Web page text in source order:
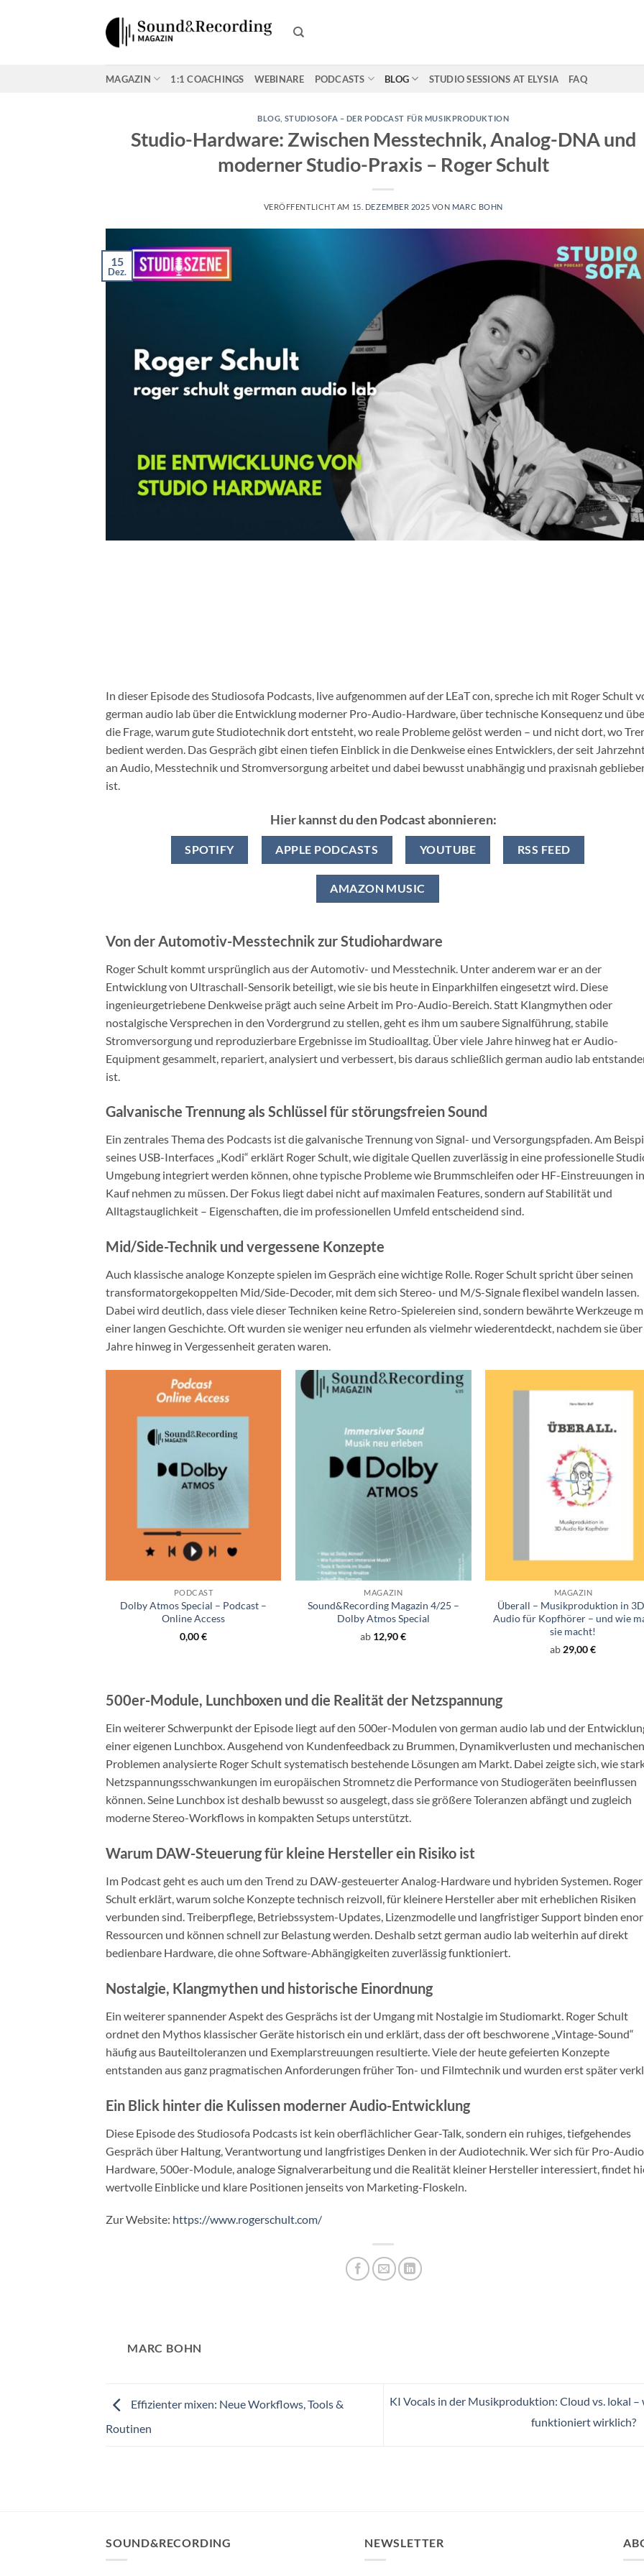
MAGAZIN 1:1 COACHINGS WEBINARE PODCASTS BLOG STUDIO SESSIONS AT ELYSIA FAQ
BLOG STUDIOSOFA – DER PODCAST FÜR MUSIKPRODUKTION
Studio-Hardware: Zwischen Messtechnik, Analog-DNA und
moderner Studio-Praxis – Roger Schult
VERÖFFENTLICHT AM 15. DEZEMBER 2025 VON MARC BOHN
15
Dez.
In dieser Episode des Studiosofa Podcasts, live aufgenommen auf der LEaT con, spreche ich mit Roger Schult
german audio lab über die Entwicklung moderner Pro-Audio-Hardware, über technische Konsequenz und
die Frage, warum gute Studiotechnik dort entsteht, wo reale Probleme gelöst werden – und nicht dort, wo
bedient werden. Das Gespräch gibt einen tiefen Einblick in die Denkweise eines Entwicklers, der seit
an Audio, Messtechnik und Stromversorgung arbeitet und dabei bewusst unabhängig und praxisnah
ist.
Hier kannst du den Podcast abonnieren:
SPOTIFY APPLE PODCASTS YOUTUBE RSS FEED
AMAZON MUSIC
Von der Automotiv-Messtechnik zur Studiohardware
Roger Schult kommt ursprünglich aus der Automotiv- und Messtechnik. Unter anderem war er an der
Entwicklung von Ultraschall-Sensorik beteiligt, wie sie bis heute in Einparkhilfen eingesetzt wird. Diese
ingenieurgetriebene Denkweise prägt auch seine Arbeit im Pro-Audio-Bereich. Statt Klangmythen oder
nostalgische Versprechen in den Vordergrund zu stellen, geht es ihm um saubere Signalführung, stabile
Stromversorgung und reproduzierbare Ergebnisse im Studioalltag. Über viele Jahre hinweg hat er Audio-
Equipment gesammelt, repariert, analysiert und verbessert, bis daraus schließlich german audio lab
ist.
Galvanische Trennung als Schlüssel für störungsfreien Sound
Ein zentrales Thema des Podcasts ist die galvanische Trennung von Signal- und Versorgungspfaden. Am
seines USB-Interfaces „Kodi“ erklärt Roger Schult, wie digitale Quellen zuverlässig in eine professionelle
Umgebung integriert werden können, ohne typische Probleme wie Brummschleifen oder HF-Einstreuungen in
Kauf nehmen zu müssen. Der Fokus liegt dabei nicht auf maximalen Features, sondern auf Stabilität und
Alltagstauglichkeit – Eigenschaften, die im professionellen Umfeld entscheidend sind.
Mid/Side-Technik und vergessene Konzepte
Auch klassische analoge Konzepte spielen im Gespräch eine wichtige Rolle. Roger Schult spricht über seinen
transformatorgekoppelten Mid/Side-Decoder, mit dem sich Stereo- und M/S-Signale flexibel wandeln lassen.
Dabei wird deutlich, dass viele dieser Techniken keine Retro-Spielereien sind, sondern bewährte Werkzeuge
einer langen Geschichte. Oft wurden sie weniger neu erfunden als vielmehr wiederentdeckt, nachdem sie über
Jahre hinweg in Vergessenheit geraten waren.
PODCAST
Dolby Atmos Special – Podcast –
Online Access
0,00€
MAGAZIN
Sound&Recording Magazin 4/25 –
Dolby Atmos Special
ab 12,90€
MAGAZIN
Überall – Musikproduktion in
Audio für Kopfhörer – und wie
sie macht!
ab 29,00€
500er-Module, Lunchboxen und die Realität der Netzspannung
Ein weiterer Schwerpunkt der Episode liegt auf den 500er-Modulen von german audio lab und der
einer eigenen Lunchbox. Ausgehend von Kundenfeedback zu Brummen, Dynamikverlusten und mechanischen
Problemen analysierte Roger Schult systematisch bestehende Lösungen am Markt. Dabei zeigte sich, wie
Netzspannungsschwankungen im europäischen Stromnetz die Performance von Studiogeräten beeinflussen
können. Seine Lunchbox ist deshalb bewusst so ausgelegt, dass sie größere Toleranzen abfängt und zugleich
moderne Stereo-Workflows in kompakten Setups unterstützt.
Warum DAW-Steuerung für kleine Hersteller ein Risiko ist
Im Podcast geht es auch um den Trend zu DAW-gesteuerter Analog-Hardware und hybriden Systemen. Roger
Schult erklärt, warum solche Konzepte technisch reizvoll, für kleinere Hersteller aber mit erheblichen Risiken
verbunden sind. Treiberpflege, Betriebssystem-Updates, Lizenzmodelle und langfristiger Support binden
Ressourcen und können schnell zur Belastung werden. Deshalb setzt german audio lab weiterhin auf direkt
bedienbare Hardware, die ohne Software-Abhängigkeiten zuverlässig funktioniert.
Nostalgie, Klangmythen und historische Einordnung
Ein weiterer spannender Aspekt des Gesprächs ist der Umgang mit Nostalgie im Studiomarkt. Roger Schult
ordnet den Mythos klassischer Geräte historisch ein und erklärt, dass der oft beschworene „Vintage-Sound“
häufig aus Bauteiltoleranzen und Exemplarstreuungen resultierte. Viele der heute gefeierten Konzepte
entstanden aus ganz pragmatischen Anforderungen früher Ton- und Filmtechnik und wurden erst später
Ein Blick hinter die Kulissen moderner Audio-Entwicklung
Diese Episode des Studiosofa Podcasts ist kein oberflächlicher Gear-Talk, sondern ein ruhiges, tiefgehendes
Gespräch über Haltung, Verantwortung und langfristiges Denken in der Audiotechnik. Wer sich für Pro-
Hardware, 500er-Module, analoge Signalverarbeitung und die Realität kleiner Hersteller interessiert, findet
wertvolle Einblicke und klare Positionen jenseits von Marketing-Floskeln.
Zur Website: https://www.rogerschult.com/
MARC BOHN
Effizienter mixen: Neue Workflows, Tools &
Routinen
KI Vocals in der Musikproduktion: Cloud vs. lokal –
funktioniert wirklich?
SOUND&RECORDING NEWSLETTER